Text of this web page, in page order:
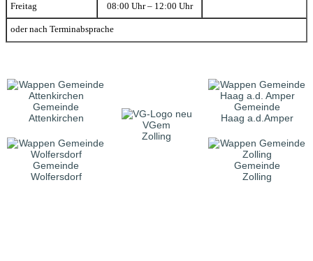
Freitag 08:00 Uhr – 12:00 Uhr
oder nach Terminabsprache
Gemeinde
Attenkirchen
VGem
Zolling
Gemeinde
Haag a.d.Amper
Gemeinde
Wolfersdorf
Gemeinde
Zolling